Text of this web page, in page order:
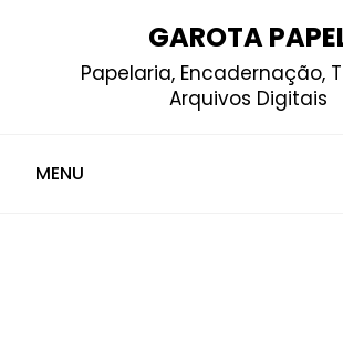
GAROTA
Papelaria, Encadernação,
Arquivos Digitais
MENU